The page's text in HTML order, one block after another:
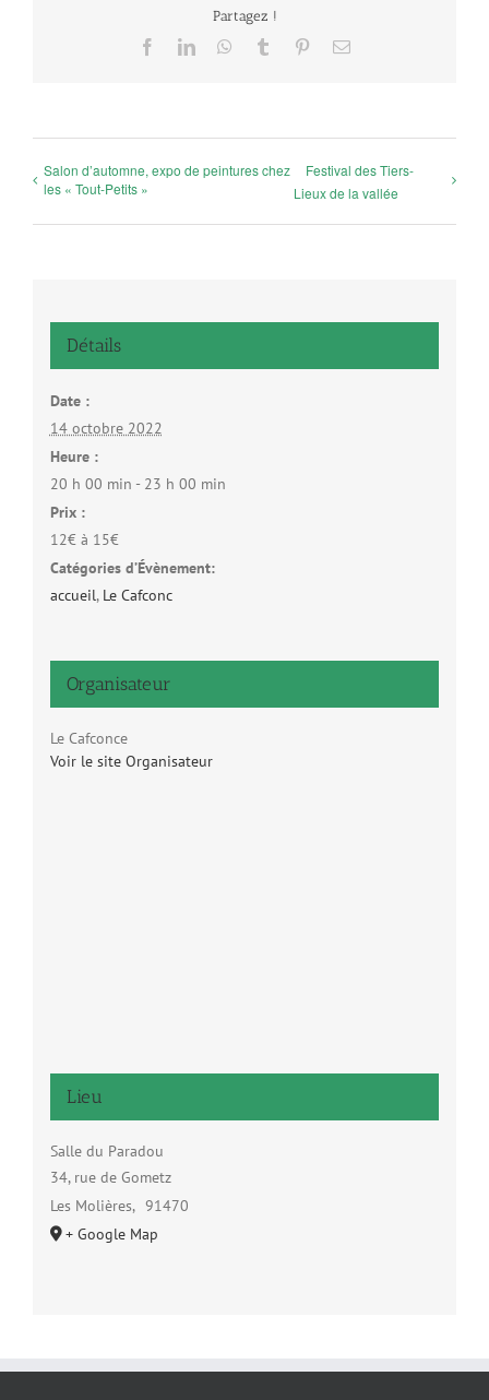
Partagez !
FacebookLinkedInWhatsApp
Tumblr PinterestEmail
Salon d’automne, expo de peintures chez
les « Tout-Petits »
Festival des Tiers-
Lieux de la vallée
Détails
Date :
14 octobre 2022
Heure :
20 h 00 min - 23 h 00 min
Prix :
12€ à 15€
Catégories d’Évènement:
accueil, Le Cafconc
Organisateur
Le Cafconce
Voir le site Organisateur
Lieu
Salle du Paradou
34, rue de Gometz
Les Molières, 91470
+ Google Map